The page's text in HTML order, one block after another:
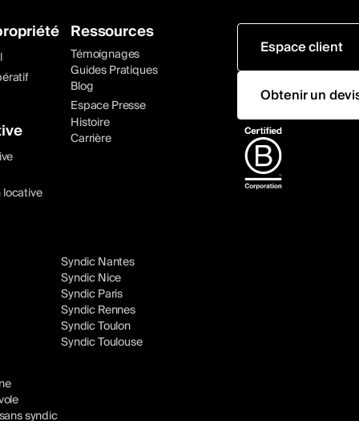
locative
Ressources
Témoignages
Guides Pratiques
Blog
Espace Presse
Histoire
Carrière
Espace client
Obtenir un
Syndic Nantes
Syndic Nice
Syndic Paris
Syndic Rennes
Syndic Toulon
Syndic Toulouse
syndic